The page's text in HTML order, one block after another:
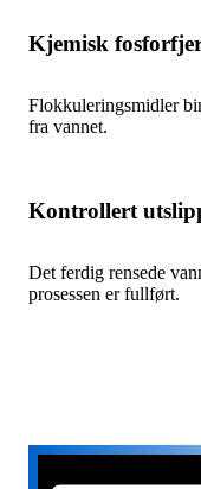
Kjemisk
Flokkuleringsmidler
fra vannet.
Kontrollert
Det ferdig rensede
prosessen er fullført.